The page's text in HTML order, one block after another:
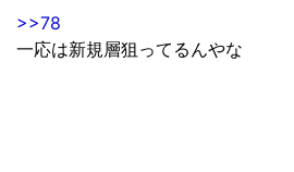
>>78
一応は新規層狙ってるんやな